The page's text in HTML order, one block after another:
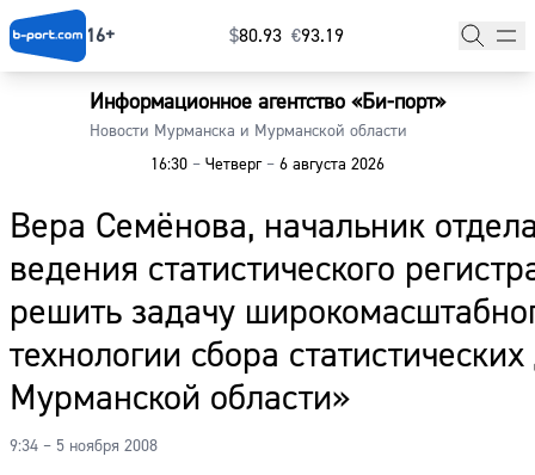
16+ $⁠80.93 €⁠93.19
Информационное агентство «Би-порт»
Новости Мурманска и Мурманской области
16:30 – Четверг – 6 августа 2026
Вера Семёнова, начальник
ведения статистического
решить задачу
технологии сбора
Мурманской области»
9:34 – 5 ноября 2008
Главная
Наши гости
Фоторепортажи
Погода
Курсы валют